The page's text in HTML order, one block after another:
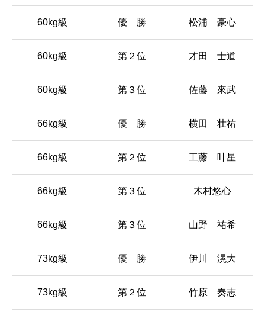
60kg級 優 勝 松浦 豪心
60kg級 第２位 才田 士道
60kg級 第３位 佐藤 來武
66kg級 優 勝 横田 壮祐
66kg級 第２位 工藤 叶星
66kg級 第３位 木村悠心
66kg級 第３位 山野 祐希
73kg級 優 勝 伊川 滉大
73kg級 第２位 竹原 奏志